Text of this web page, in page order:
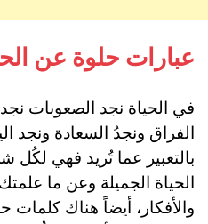
عبارات حلوة عن
في الحياة نجد الصعوبات
الفراق ونجدُ السعادة ونجد
بالتعبير عما تُريد فهي
الحياة الجميلة وعن ما
والأفكار، أيضاً هناك كلمات